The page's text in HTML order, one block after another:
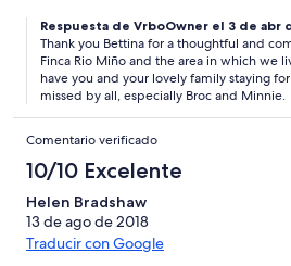
beaches at the Rio Minho and the
there in July and the weather was
definitely come back!
Respuesta de VrboOwner el 3 de abr
Thank you Bettina for a thoughtful and
Finca Rio Miño and the area in which we
have you and your lovely family staying
missed by all, especially Broc and Minnie.
Comentario verificado
10/10 Excelente
Helen Bradshaw
13 de ago de 2018
Traducir con Google